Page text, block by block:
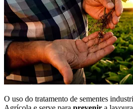
O uso do tratamento de sementes